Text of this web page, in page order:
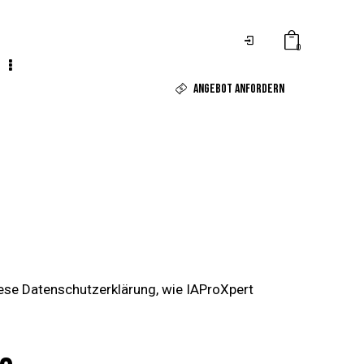
0
ANGEBOT ANFORDERN
Datenschutzerklärung, wie IAProXpert